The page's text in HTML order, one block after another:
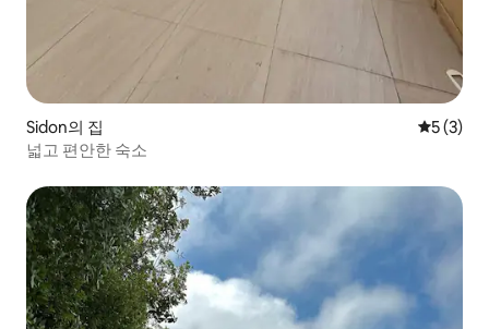
Sidon의 집 평점 5점
5 (3)
넓고 편안한 숙소